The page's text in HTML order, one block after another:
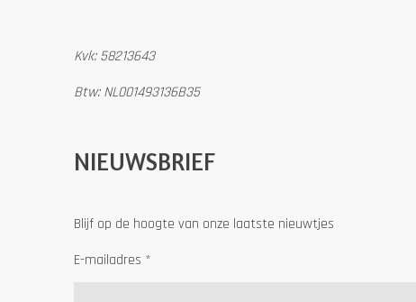
Kvk: 58213643
Btw: NL001493136B35
NIEUWSBRIEF
Blijf op de hoogte van onze laatste nieuwtjes
E-mailadres *